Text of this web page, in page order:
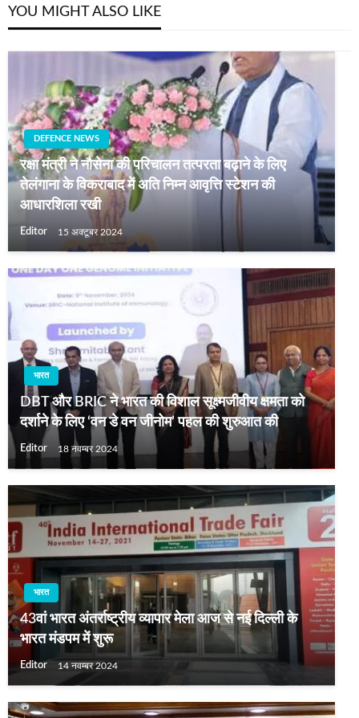
YOU MIGHT ALSO LIKE
DEFENCE NEWS
रक्षा मंत्री ने नौसेना की परिचालन तत्परता बढ़ाने के लिए
तेलंगाना के विकराबाद में अति निम्न आवृत्ति स्टेशन की
आधारशिला रखी
Editor 15 अक्टूबर 2024
भारत
DBT और BRIC ने भारत की विशाल सूक्ष्मजीवीय क्षमता को
दर्शाने के लिए ‘वन डे वन जीनोम’ पहल की शुरुआत की
Editor 18 नवम्बर 2024
भारत
43वां भारत अंतर्राष्ट्रीय व्यापार मेला आज से नई दिल्ली के
भारत मंडपम में शुरू
Editor 14 नवम्बर 2024